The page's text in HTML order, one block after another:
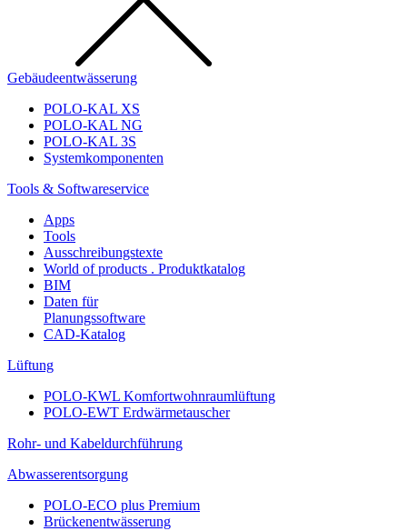
Gebäudeentwässerung
POLO-KAL XS
POLO-KAL NG
POLO-KAL 3S
Systemkomponenten
Tools & Softwareservice
Apps
Tools
Ausschreibungstexte
World of products . Produktkatalog
BIM
Daten für
Planungssoftware
CAD-Katalog
Lüftung
POLO-KWL Komfortwohnraumlüftung
POLO-EWT Erdwärmetauscher
Rohr- und Kabeldurchführung
Abwasserentsorgung
POLO-ECO plus Premium
Brückenentwässerung